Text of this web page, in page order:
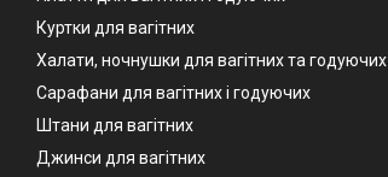
Куртки для вагітних
Халати, ночнушки для вагітних та годуючих
Сарафани для вагітних і годуючих
Штани для вагітних
Джинси для вагітних